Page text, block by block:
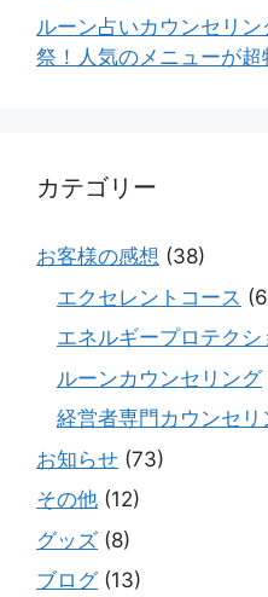
ルーン占いカウンセリ
祭！人気のメニューが超
カテゴリー
お客様の感想 (38)
エクセレントコース
エネルギープロテクシ
ルーンカウンセリング
経営者専門カウンセリ
お知らせ (73)
その他 (12)
グッズ (8)
ブログ(13)